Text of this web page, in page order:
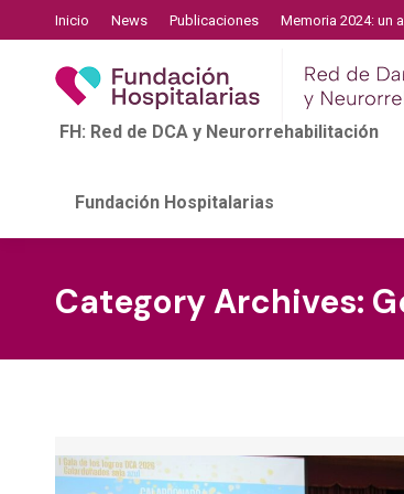
Inicio News Publicaciones Memoria 2024: un
FH: Red de DCA y Neurorrehabilitación
Fundación Hospitalarias
Category Archives: